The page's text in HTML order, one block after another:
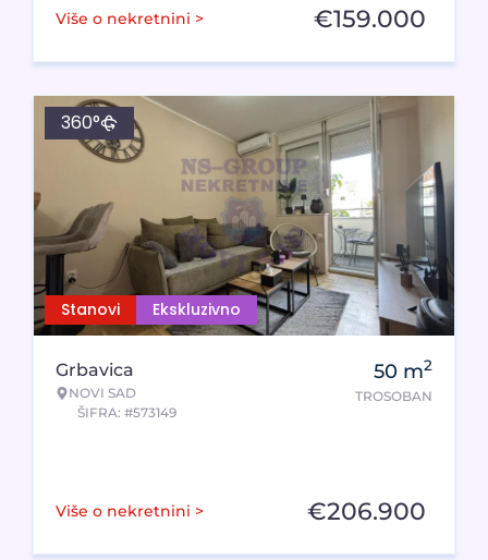
Više o nekretnini > €159.000
Stanovi Ekskluzivno
360°
Grbavica
NOVI SAD
ŠIFRA: #573149
50 m2
TROSOBAN
Više o nekretnini > €206.900